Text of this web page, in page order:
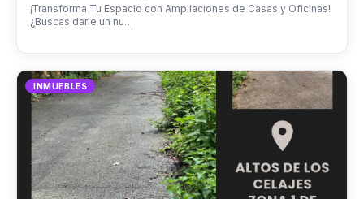
¡Transforma Tu Espacio con Ampliaciones de Casas y Oficinas!
¿Buscas darle un nu…
INMUEBLES